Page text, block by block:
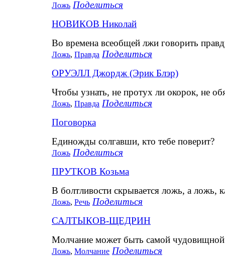
Ложь Поделиться
НОВИКОВ Николай
Во времена всеобщей лжи говорить
Ложь, Правда Поделиться
ОРУЭЛЛ Джордж (Эрик Блэр)
Чтобы узнать, не протух ли окорок, не
Ложь, Правда Поделиться
Поговорка
Единожды солгавши, кто тебе поверит?
Ложь Поделиться
ПРУТКОВ Козьма
В болтливости скрывается ложь, а ложь,
Ложь, Речь Поделиться
САЛТЫКОВ-ЩЕДРИН
Молчание может быть самой
Ложь, Молчание Поделиться